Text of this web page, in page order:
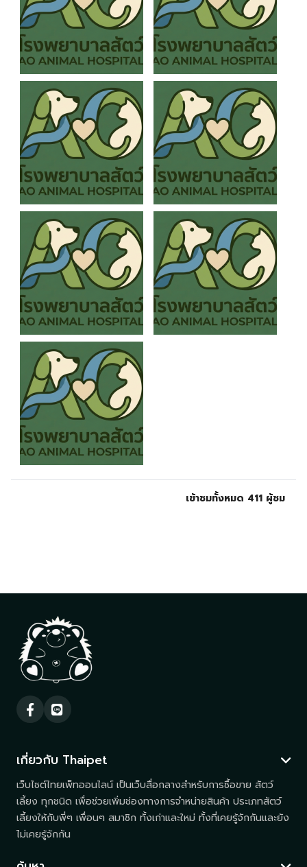
เข้าชมทั้งหมด 411 ผู้ชม
เกี่ยวกับ Thaipet
เว็บไซต์ไทยเพ็ทออนไลน์ เป็นเว็บสื่อกลางสำหรับการซื้อขาย สัตว์
เลี้ยง ทุกชนิด เพื่อช่วยเพิ่มช่องทางการจำหน่ายสินค้า ประเภทสัตว์
เลี้ยงให้กับพี่ๆ เพื่อนๆ สมาชิก ทั้งเก่าและใหม่ ทั้งที่เคยรู้จักกันและยัง
ไม่เคยรู้จักกัน